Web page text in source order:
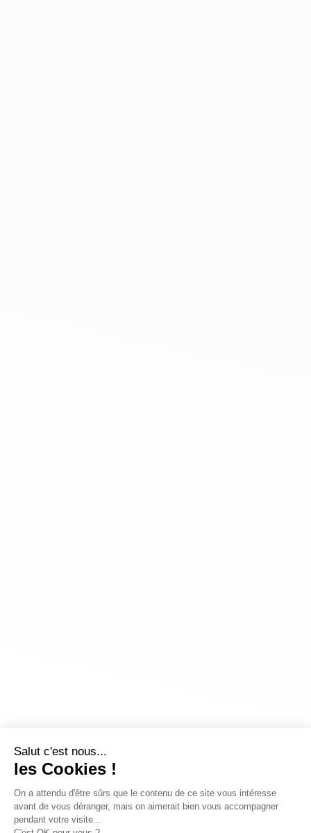
Salut c'est nous...
les Cookies !
On a attendu d'être sûrs que le contenu de ce site vous intéresse
avant de vous déranger, mais on aimerait bien vous accompagner
pendant votre visite...